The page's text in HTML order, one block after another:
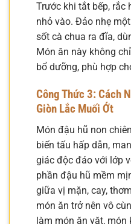
Trước khi tắt bếp, rắc
nhỏ vào. Đảo nhẹ
sốt cà chua ra đĩa,
Món ăn này không
bổ dưỡng, phù hợp
Công Thức 3: Cách
Giòn Lắc Muối Ớt
Món đậu hũ non
biến tấu hấp dẫn,
giác độc đáo với lớp
phần đậu hũ mềm
giữa vị mặn, cay,
món ăn trở nên vô
làm món ăn vặt, món